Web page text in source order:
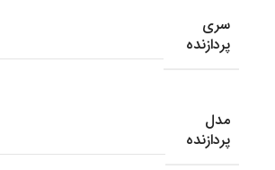
سری
پردازنده
مدل
پردازنده